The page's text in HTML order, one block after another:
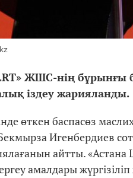
ЖШС-нің бұрынғы
іздеу жарияланды.
өткен баспасөз
Игенбердиев
айтты.
амалдары